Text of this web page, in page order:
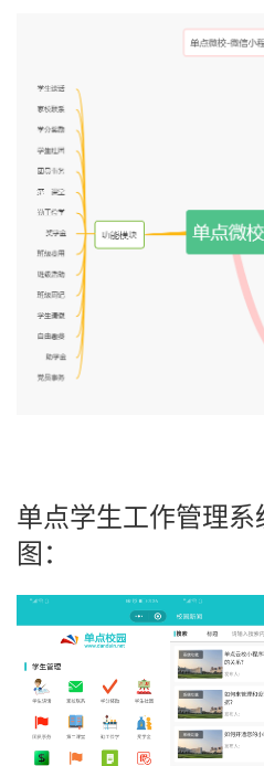
单点学生工作管理
图：